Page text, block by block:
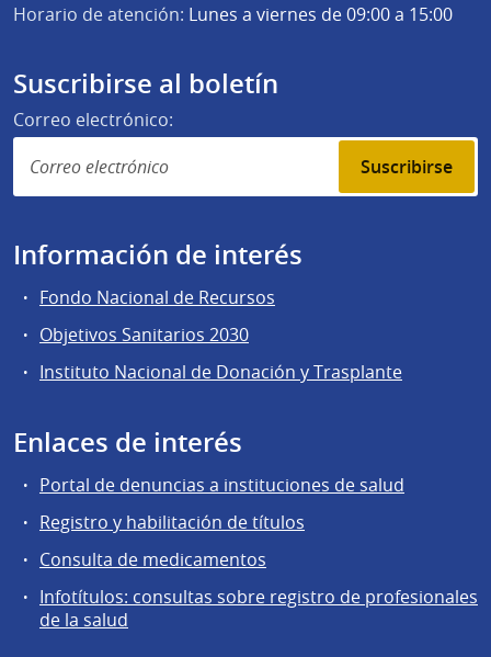
Horario de atención: Lunes a viernes de 09:00 a 15:00
Suscribirse al boletín
Correo electrónico:
Suscribirse
Información de interés
Fondo Nacional de Recursos
Objetivos Sanitarios 2030
Instituto Nacional de Donación y Trasplante
Enlaces de interés
Portal de denuncias a instituciones de salud
Registro y habilitación de títulos
Consulta de medicamentos
Infotítulos: consultas sobre registro de profesionales
de la salud